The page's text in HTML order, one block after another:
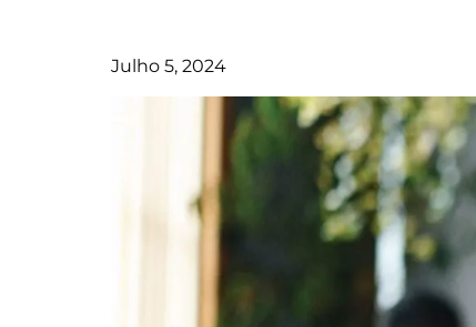
Julho 5, 2024